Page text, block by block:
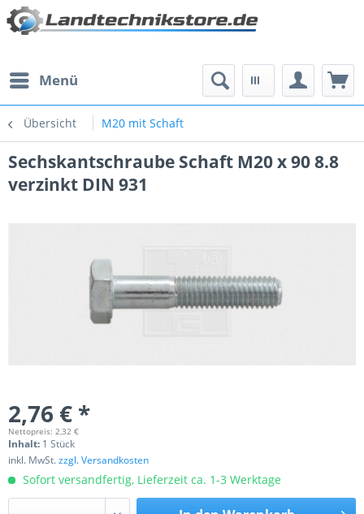
Menü
Übersicht M20 mit Schaft
Sechskantschraube Schaft M20 x 90 8.8
verzinkt DIN 931
2,76 € *
Nettopreis: 2,32 €
Inhalt: 1 Stück
inkl. MwSt.zzgl. Versandkosten
Sofort versandfertig, Lieferzeit ca. 1-3 Werktage